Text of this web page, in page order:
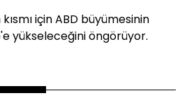
için ABD büyümesinin
yükseleceğini öngörüyor.